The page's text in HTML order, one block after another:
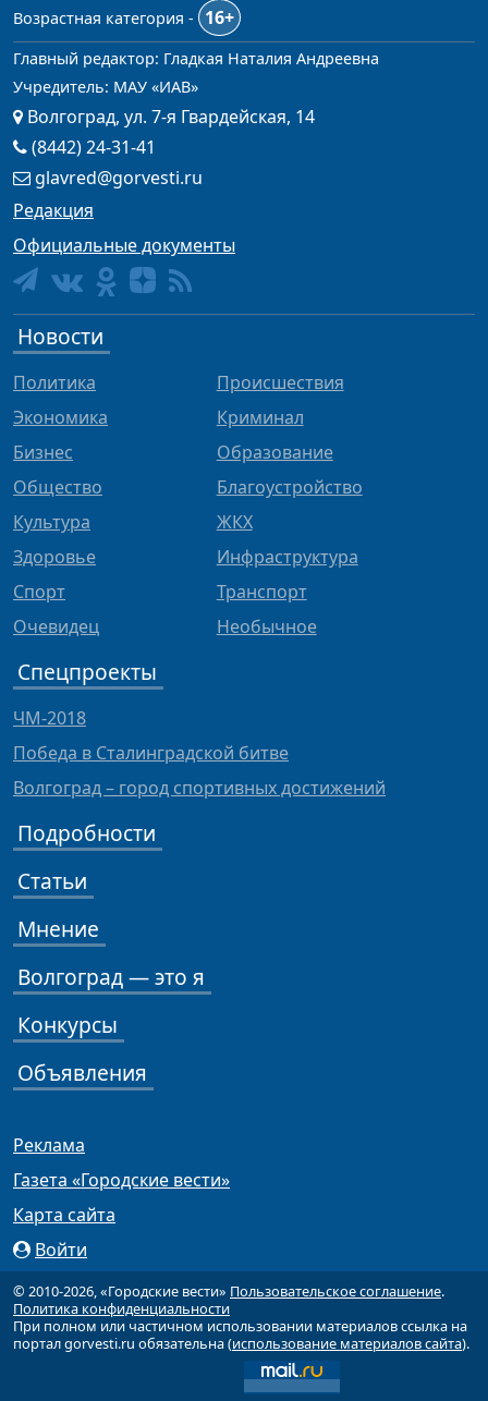
Возрастная категория -
16+
Главный редактор: Гладкая Наталия Андреевна
Учредитель: МАУ «ИАВ»
Волгоград, ул. 7-я Гвардейская, 14
(8442) 24-31-41
glavred@gorvesti.ru
Редакция
Официальные документы
Новости
Политика
Экономика
Бизнес
Общество
Культура
Здоровье
Спорт
Очевидец
Происшествия
Криминал
Образование
Благоустройство
ЖКХ
Инфраструктура
Транспорт
Необычное
Спецпроекты
ЧМ-2018
Победа в Сталинградской битве
Волгоград – город спортивных достижений
Подробности
Статьи
Мнение
Волгоград — это я
Конкурсы
Объявления
Реклама
Газета «Городские вести»
Карта сайта
Войти
© 2010-2026, «Городские вести» Пользовательское соглашение.
Политика конфиденциальности
При полном или частичном использовании материалов ссылка на
портал gorvesti.ru обязательна (использование материалов сайта).